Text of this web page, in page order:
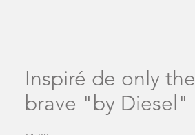
Inspiré de only the
brave "by Diesel"